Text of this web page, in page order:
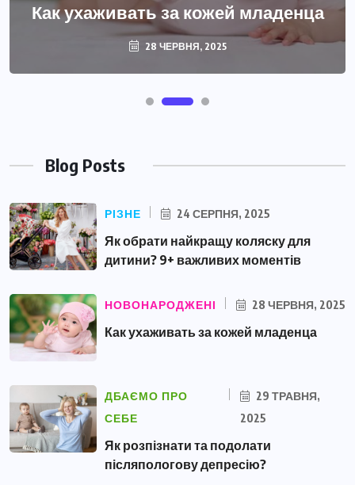
Как ухаживать за кожей младенца
28 ЧЕРВНЯ, 2025
Blog Posts
РІЗНЕ 24 СЕРПНЯ, 2025
Як обрати найкращу коляску для
дитини? 9+ важливих моментів
НОВОНАРОДЖЕНІ 28 ЧЕРВНЯ, 2025
Как ухаживать за кожей младенца
ДБАЄМО ПРО
СЕБЕ
29 ТРАВНЯ,
2025
Як розпізнати та подолати
післяпологову депресію?